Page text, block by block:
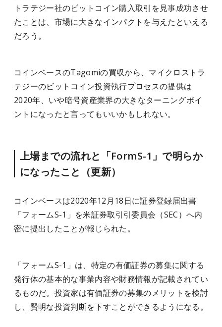
トラテジー社のビットコイン購入取引を見事成功させ
たことは、市場に大きなインパクトを与えたといえる
だろう。
コインベースのTagomiの買収から、マイクロストラ
テジーのビットコイン投資執行プロセスの提供は
2020年、いや暗号資産業界の大きなターニングポイ
ントになったと言ってもいいかもしれない。
上場までの流れと「FormS-1」で明らか
になったこと（更新）
コインベースは2020年12月18日に証券登録届出書
「フォームS-1」を米証券取引引委員会（SEC）へ内
密に提出したことが報じられた。
「フォームS-1」は、特定の有価証券の募集に関する
発行体の基本的な事業内容や財務情報が記載されてい
るものだ。投資家は有価証券の募集のメリットを検討
し、賢明な投資判断を下すことができるようになる。